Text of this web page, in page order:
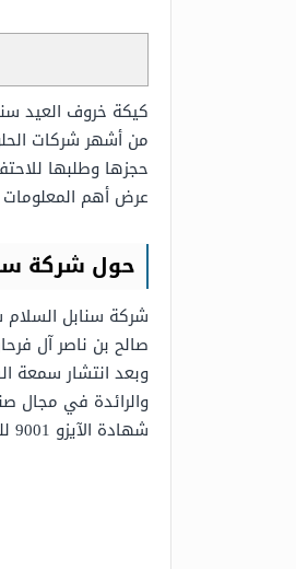
كيكة خروف العيد
من أشهر شركات
حجزها وطلبها
عرض أهم
حول شركة
شركة سنابل
وبعد انتشار سمعة
والرائدة في مجال
شهادة الآيزو 9001 للجودة، هذا بالإضافة إلى عضوية الشركة في الاتحاد العربي للصناعات الغذائية.